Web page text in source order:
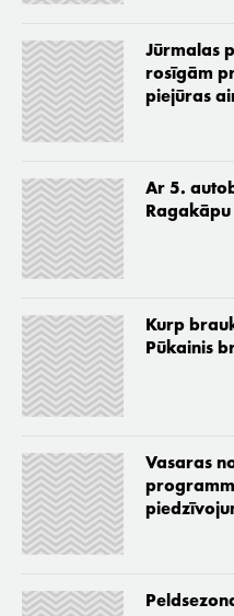
Jūrmalas
rosīgām
piejūras
Ar 5.
Kurp
Pūkainis
Vasaras